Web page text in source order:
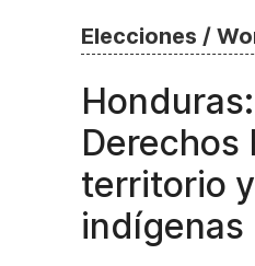
Elecciones /
Derechos
territorio
indígenas